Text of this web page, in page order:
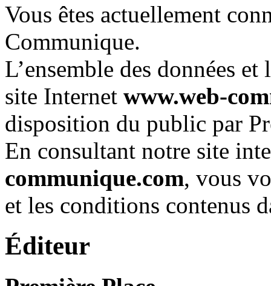
Vous êtes actuellement
Communique.
L’ensemble des données
site Internet www.web-
disposition du public par
En consultant notre site
communique.com, vous
et les conditions contenus
Éditeur